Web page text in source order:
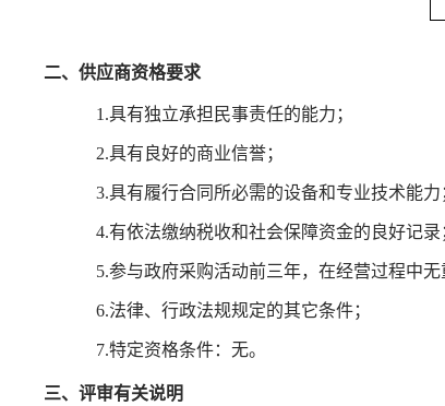
二、供应商资格要求
1.具有独立承担民事责任的能力；
2.具有良好的商业信誉；
3.具有履行合同所必需的设备和专业技术能力
4.有依法缴纳税收和社会保障资金的良好记录
5.参与政府采购活动前三年，在经营过程中无
6.法律、行政法规规定的其它条件；
7.特定资格条件：无。
三、评审有关说明